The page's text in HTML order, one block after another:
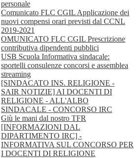
personale
Comunicato FLC CGIL Applicazione dei
nuovi compensi orari previsti dal CCNL
2019-2021
OMUNICATO FLC CGIL Prescrizione
contributiva dipendenti pubblici
USB Scuola Informativa sindacale:
sportelli consulenze concorsi e assemblea
streaming
[SINDACATO INS. RELIGIONE -
SAIR NOTIZIE] AI DOCENTI DI
RELIGIONE - ALL'ALBO
SINDACALE - CONCORSO IRC
Giù le mani dal nostro TFR
[INFORMAZIONI DAL
DIPARTIMENTO IRC] -
INFORMATIVA SUL CONCORSO PER
I DOCENTI DI RELIGIONE